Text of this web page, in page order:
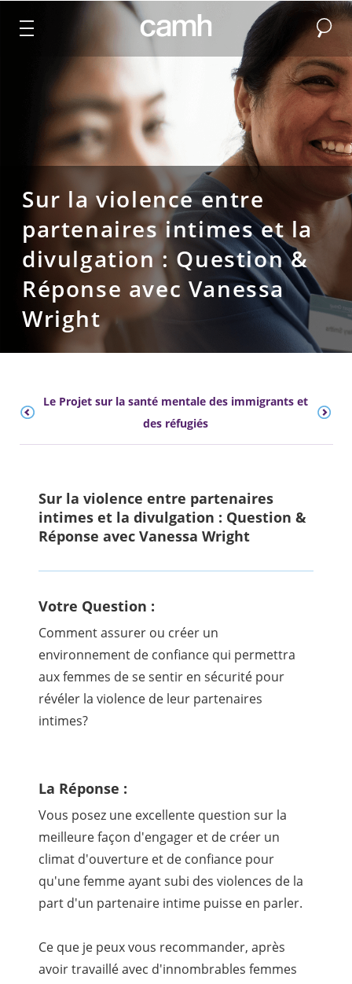
CAMH logo
Sur la violence entre
partenaires intimes et la
divulgation : Question &
Réponse avec Vanessa
Wright
Le Projet sur la santé mentale des immigrants et
des réfugiés
Sur la violence entre partenaires
intimes et la divulgation : Question &
Réponse avec Vanessa Wright
Votre Question :
Comment assurer ou créer un
environnement de confiance qui permettra
aux femmes de se sentir en sécurité pour
révéler la violence de leur partenaires
intimes?
La Réponse :
Vous posez une excellente question sur la
meilleure façon d'engager et de créer un
climat d'ouverture et de confiance pour
qu'une femme ayant subi des violences de la
part d'un partenaire intime puisse en parler.
Ce que je peux vous recommander, après
avoir travaillé avec d'innombrables femmes